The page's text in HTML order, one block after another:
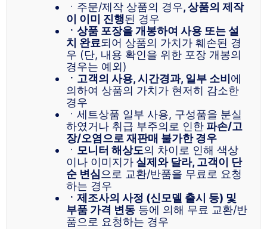
ㆍ주문/제작 상품의 경우, 상품의 제작
이 이미 진행된 경우
ㆍ상품 포장을 개봉하여 사용 또는 설
치 완료되어 상품의 가치가 훼손된 경
우 (단, 내용 확인을 위한 포장 개봉의
경우는 예외)
ㆍ고객의 사용, 시간경과, 일부 소비 에
의하여 상품의 가치가 현저히 감소한
경우
ㆍ세트상품 일부 사용, 구성품을 분실
하였거나 취급 부주의로 인한 파손/고
장/오염으로 재판매 불가한 경우
ㆍ 모니터 해상도의 차이로 인해 색상
이나 이미지가 실제와 달라, 고객이 단
순 변심 으로 교환/반품을 무료로 요청
하는 경우
ㆍ제조사의 사정 (신모델 출시 등) 및
부품 가격 변동 등에 의해 무료 교환/반
품으로 요청하는 경우